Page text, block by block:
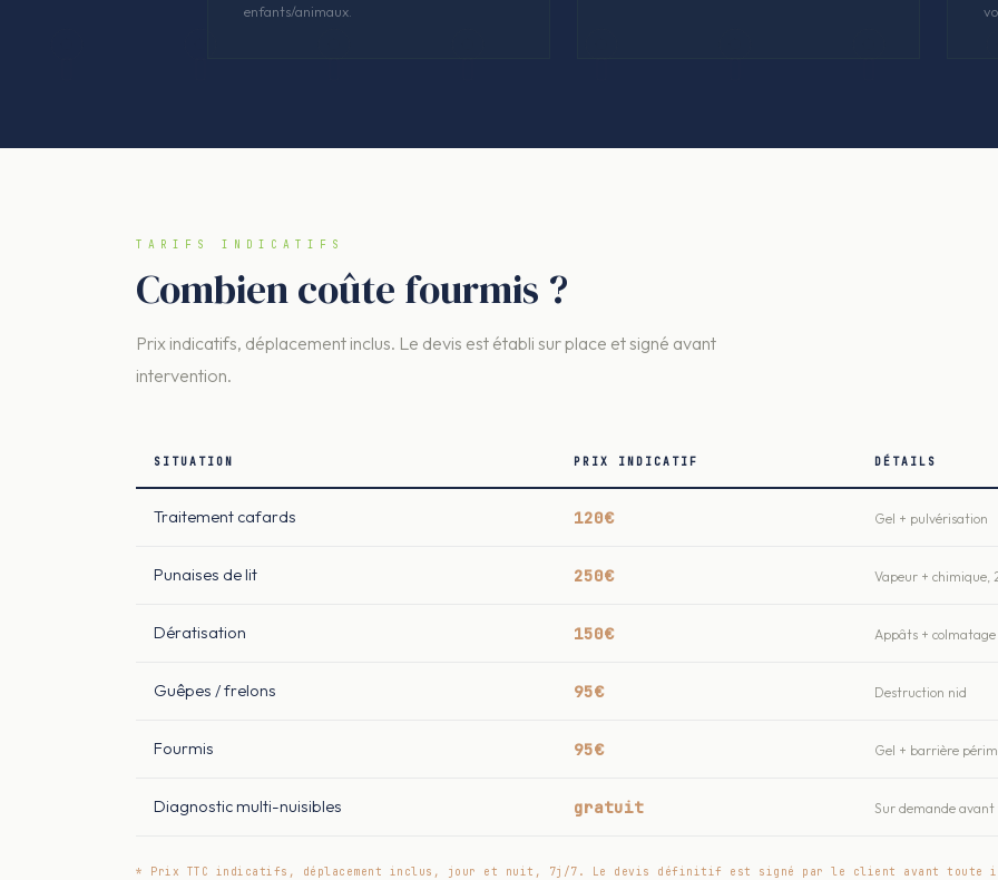
enfants/animaux.
TARIFS INDICATIFS
Combien coûte fourmis ?
Prix indicatifs, déplacement inclus. Le devis est établi sur place et signé avant
intervention.
SITUATION PRIX INDICATIF DÉTAILS
Traitement cafards 120€ Gel + pulvérisation
Punaises de lit 250€ Vapeur + chimique,
Dératisation 150€ Appâts + colmatage
Guêpes / frelons 95€ Destruction nid
Fourmis 95€ Gel + barrière
Diagnostic multi-nuisibles gratuit Sur demande
* Prix TTC indicatifs, déplacement inclus, jour et nuit, 7j/7. Le devis définitif est signé par le client avant toute